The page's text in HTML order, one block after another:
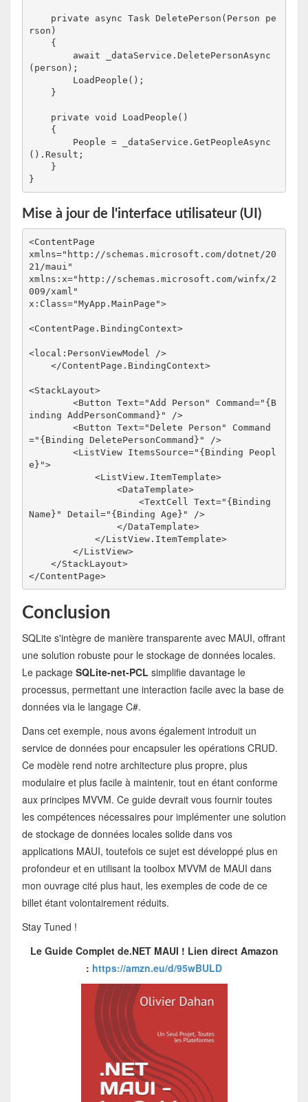
private async Task DeletePerson(Person pe
rson)
{
await _dataService.DeletePersonAsync
(person);
LoadPeople();
}
private void LoadPeople()
{
People = _dataService.GetPeopleAsync
().Result;
}
}
Mise à jour de l'interface utilisateur (UI)
<ContentPage
xmlns="http://schemas.microsoft.com/dotnet/20
21/maui"
xmlns:x="http://schemas.microsoft.com/winfx/2
009/xaml"
x:Class="MyApp.MainPage">
<ContentPage.BindingContext>
<local:PersonViewModel />
</ContentPage.BindingContext>
<StackLayout>
<Button Text="Add Person" Command="{B
inding AddPersonCommand}" />
<Button Text="Delete Person" Command
="{Binding DeletePersonCommand}" />
<ListView ItemsSource="{Binding Peopl
e}">
<ListView.ItemTemplate>
<DataTemplate>
<TextCell Text="{Binding
Name}" Detail="{Binding Age}" />
</DataTemplate>
</ListView.ItemTemplate>
</ListView>
</StackLayout>
</ContentPage>
Conclusion
SQLite s'intègre de manière transparente avec MAUI, offrant
une solution robuste pour le stockage de données locales.
Le package SQLite-net-PCL simplifie davantage le
processus, permettant une interaction facile avec la base de
données via le langage C#.
Dans cet exemple, nous avons également introduit un
service de données pour encapsuler les opérations CRUD.
Ce modèle rend notre architecture plus propre, plus
modulaire et plus facile à maintenir, tout en étant conforme
aux principes MVVM. Ce guide devrait vous fournir toutes
les compétences nécessaires pour implémenter une solution
de stockage de données locales solide dans vos
applications MAUI, toutefois ce sujet est développé plus en
profondeur et en utilisant la toolbox MVVM de MAUI dans
mon ouvrage cité plus haut, les exemples de code de ce
billet étant volontairement réduits.
Stay Tuned !
Le Guide Complet de.NET MAUI ! Lien direct Amazon
: https://amzn.eu/d/95wBULD